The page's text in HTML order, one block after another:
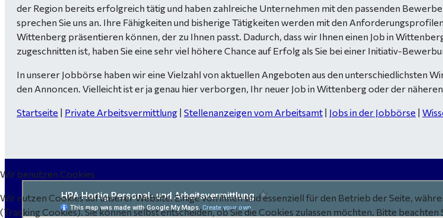
der Region bereits erfolgreich tätig und haben zahlreiche Unternehmen mit den passenden
sprechen Sie uns an. Ihre Fähigkeiten und bisherige Tätigkeiten werden mit den
Wittenberg präsentieren können, der zu Ihnen passt. Dadurch, dass wir Ihnen einen Job in
zugeschnitten ist, haben Sie eine sehr viel höhere Chance auf Erfolg als Sie bei einer Initiativ-
In unserer Jobbörse haben wir eine Vielzahl von aktuellen Angeboten aus den unterschiedlichsten
den Annoncen. Vielleicht ist er ja genau hier verborgen, Ihr neuer Job in Wittenberg oder der
Startseite | Private Arbeitsvermittlung | Stellenanzeigen vom Arbeitsamt | Jobs in der Jobbörse |
Wir benutzen Cookies
Wir nutzen Cookies auf unserer Website. Einige von ihnen sind essenziell für den Betrieb der Seite,
(Tracking Cookies). Sie können selbst entscheiden, ob Sie die Cookies zulassen möchten. Bitte